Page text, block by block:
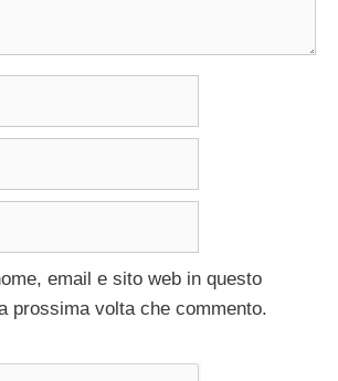
email e sito web in questo
prossima volta che commento.